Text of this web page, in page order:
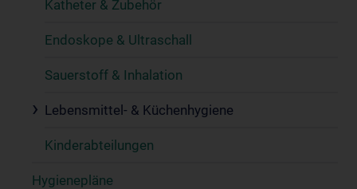
Katheter & Zubehör
Endoskope & Ultraschall
Sauerstoff & Inhalation
Lebensmittel- & Küchenhygiene
Kinderabteilungen
Hygienepläne